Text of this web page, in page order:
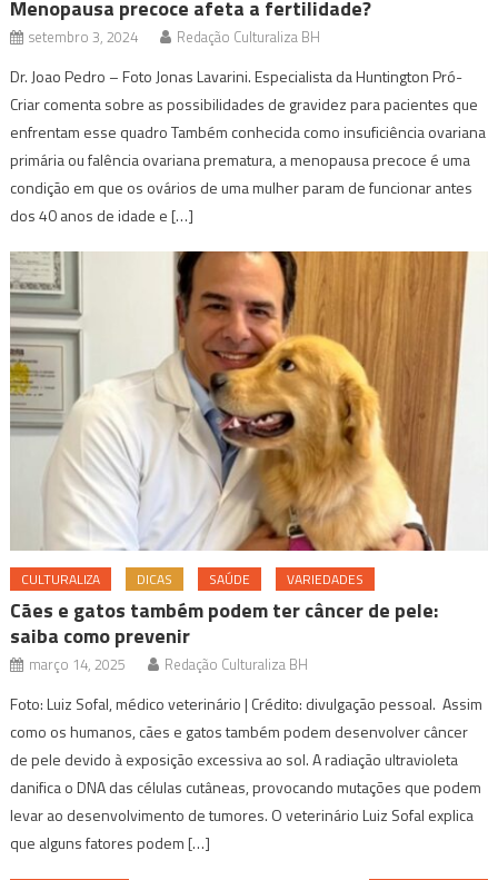
Menopausa precoce afeta a fertilidade?
setembro 3, 2024 Redação Culturaliza BH
Dr. Joao Pedro – Foto Jonas Lavarini. Especialista da Huntington Pró-
Criar comenta sobre as possibilidades de gravidez para pacientes que
enfrentam esse quadro Também conhecida como insuficiência ovariana
primária ou falência ovariana prematura, a menopausa precoce é uma
condição em que os ovários de uma mulher param de funcionar antes
dos 40 anos de idade e […]
CULTURALIZA DICAS SAÚDE VARIEDADES
Cães e gatos também podem ter câncer de pele:
saiba como prevenir
março 14, 2025 Redação Culturaliza BH
Foto: Luiz Sofal, médico veterinário | Crédito: divulgação pessoal. Assim
como os humanos, cães e gatos também podem desenvolver câncer
de pele devido à exposição excessiva ao sol. A radiação ultravioleta
danifica o DNA das células cutâneas, provocando mutações que podem
levar ao desenvolvimento de tumores. O veterinário Luiz Sofal explica
que alguns fatores podem […]